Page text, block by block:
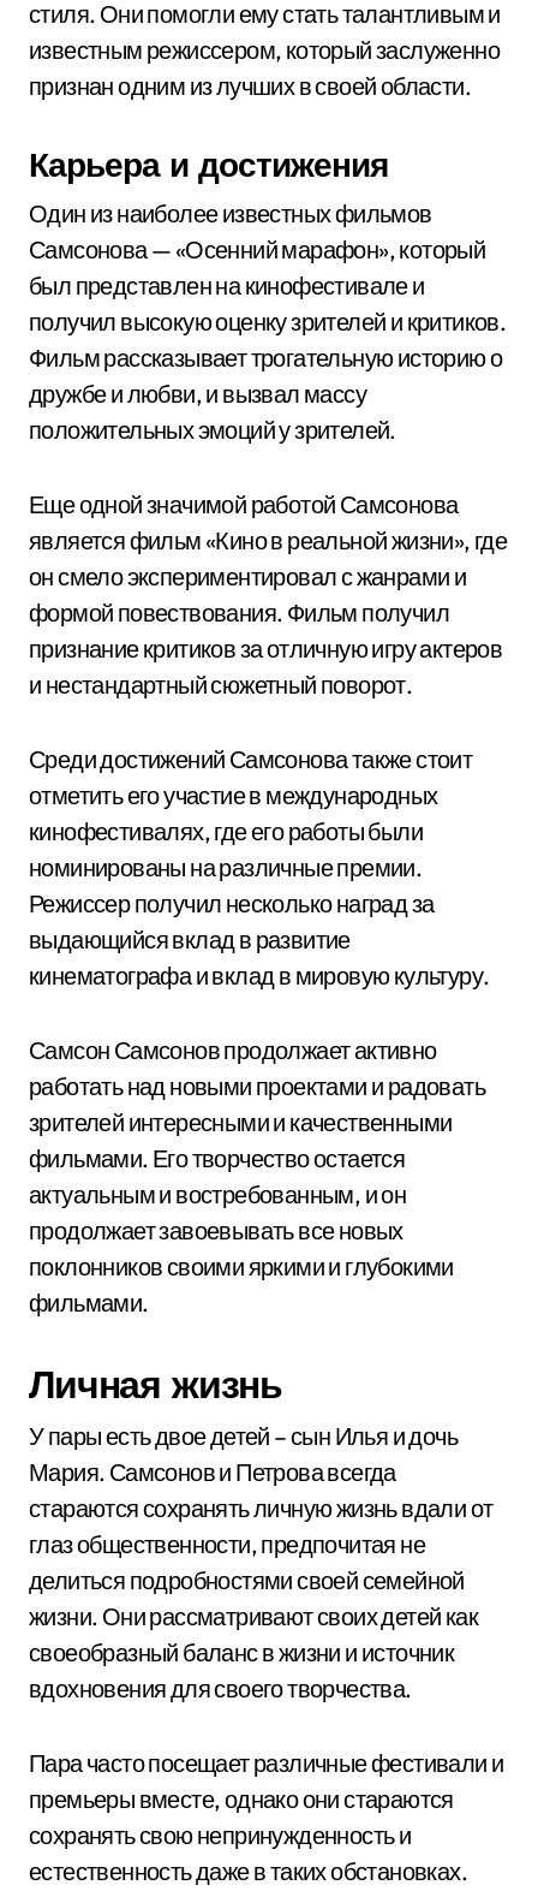
стиля. Они помогли ему стать талантливым и
известным режиссером, который заслуженно
признан одним из лучших в своей области.
Карьера и достижения
Один из наиболее известных фильмов
Самсонова — «Осенний марафон», который
был представлен на кинофестивале и
получил высокую оценку зрителей и критиков.
Фильм рассказывает трогательную историю о
дружбе и любви, и вызвал массу
положительных эмоций у зрителей.
Еще одной значимой работой Самсонова
является фильм «Кино в реальной жизни», где
он смело экспериментировал с жанрами и
формой повествования. Фильм получил
признание критиков за отличную игру актеров
и нестандартный сюжетный поворот.
Среди достижений Самсонова также стоит
отметить его участие в международных
кинофестивалях, где его работы были
номинированы на различные премии.
Режиссер получил несколько наград за
выдающийся вклад в развитие
кинематографа и вклад в мировую культуру.
Самсон Самсонов продолжает активно
работать над новыми проектами и радовать
зрителей интересными и качественными
фильмами. Его творчество остается
актуальным и востребованным, и он
продолжает завоевывать все новых
поклонников своими яркими и глубокими
фильмами.
Личная жизнь
У пары есть двое детей – сын Илья и дочь
Мария. Самсонов и Петрова всегда
стараются сохранять личную жизнь вдали от
глаз общественности, предпочитая не
делиться подробностями своей семейной
жизни. Они рассматривают своих детей как
своеобразный баланс в жизни и источник
вдохновения для своего творчества.
Пара часто посещает различные фестивали и
премьеры вместе, однако они стараются
сохранять свою непринужденность и
естественность даже в таких обстановках.